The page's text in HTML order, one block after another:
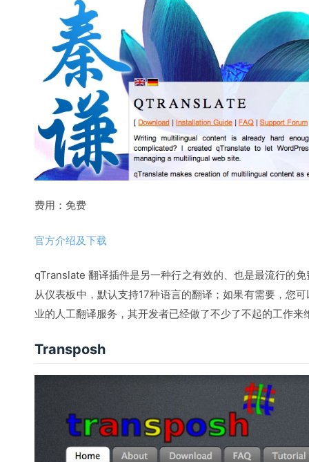
费用：免费
官方介绍及下载
qTranslate 翻译插件是另一种行之有效的、也是最流行的
从仪表板中，默认支持17种语言的翻译；如果有需要，您
业的人工翻译服务，其开发者已经做了不少了不起的工作来
Transposh